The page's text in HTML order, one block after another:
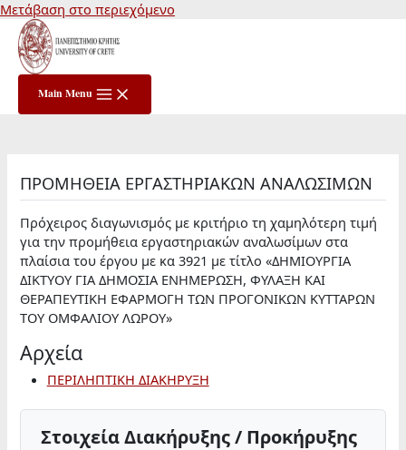
Μετάβαση στο περιεχόμενο
Main Menu
ΠΡΟΜΗΘΕΙΑ ΕΡΓΑΣΤΗΡΙΑΚΩΝ ΑΝΑΛΩΣΙΜΩΝ
Πρόχειρος διαγωνισμός με κριτήριο τη χαμηλότερη τιμή
για την προμήθεια εργαστηριακών αναλωσίμων στα
πλαίσια του έργου με κα 3921 με τίτλο «ΔΗΜΙΟΥΡΓΙΑ
ΔΙΚΤΥΟΥ ΓΙΑ ΔΗΜΟΣΙΑ ΕΝΗΜΕΡΩΣΗ, ΦΥΛΑΞΗ ΚΑΙ
ΘΕΡΑΠΕΥΤΙΚΗ ΕΦΑΡΜΟΓΗ ΤΩΝ ΠΡΟΓΟΝΙΚΩΝ ΚΥΤΤΑΡΩΝ
ΤΟΥ ΟΜΦΑΛΙΟΥ ΛΩΡΟΥ»
Αρχεία
ΠΕΡΙΛΗΠΤΙΚΗ ΔΙΑΚΗΡΥΞΗ
Στοιχεία Διακήρυξης / Προκήρυξης